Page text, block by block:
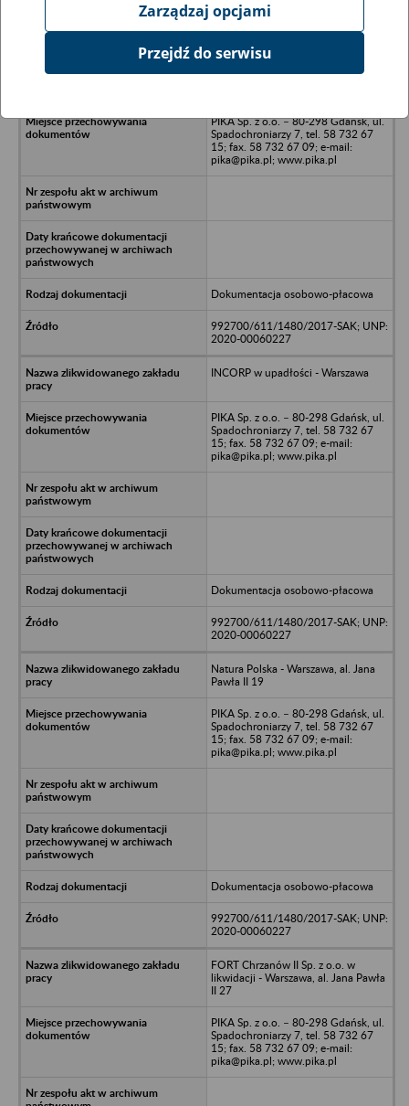
Ukryj wszystkie pozycje bazy
KOTLIN w Kotlinie
PIKA Sp. z o.o. – 80-298 Gdańsk, ul.
Spadochroniarzy 7, tel. 58 732 67
15; fax. 58 732 67 09; e-mail:
pika@pika.pl; www.pika.pl
Dokumentacja osobowo-płacowa
992700/611/1480/2017-SAK; UNP:
2020-00060227
INCORP w upadłości - Warszawa
PIKA Sp. z o.o. – 80-298 Gdańsk, ul.
Spadochroniarzy 7, tel. 58 732 67
15; fax. 58 732 67 09; e-mail:
pika@pika.pl; www.pika.pl
Dokumentacja osobowo-płacowa
992700/611/1480/2017-SAK; UNP:
2020-00060227
Natura Polska - Warszawa, al. Jana
Pawła II 19
PIKA Sp. z o.o. – 80-298 Gdańsk, ul.
Spadochroniarzy 7, tel. 58 732 67
15; fax. 58 732 67 09; e-mail:
pika@pika.pl; www.pika.pl
Dokumentacja osobowo-płacowa
992700/611/1480/2017-SAK; UNP:
2020-00060227
FORT Chrzanów II Sp. z o.o. w
likwidacji - Warszawa, al. Jana Pawła
II 27
PIKA Sp. z o.o. – 80-298 Gdańsk, ul.
Spadochroniarzy 7, tel. 58 732 67
15; fax. 58 732 67 09; e-mail:
pika@pika.pl; www.pika.pl
Zarządzaj opcjami
Przejdź do serwisu